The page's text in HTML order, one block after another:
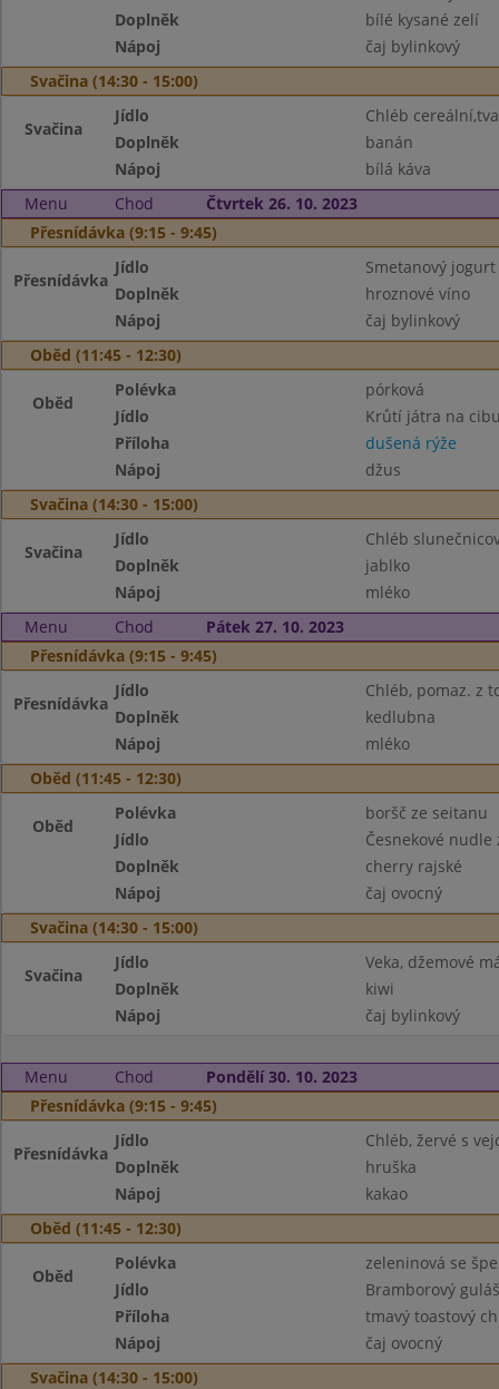
Doplněk
bílé kysané zelí
Nápoj
čaj bylinkový
Svačina (14:30 - 15:00)
Svačina
Jídlo
Chléb
Doplněk
banán
Nápoj
bílá káva
Menu
Chod
Čtvrtek 26. 10. 2023
Přesnídávka (9:15 - 9:45)
Přesnídávka
Jídlo
Smetanový
Doplněk
hroznové víno
Nápoj
čaj bylinkový
Oběd (11:45 - 12:30)
Oběd
Polévka
pórková
Jídlo
Krůtí játra na
Příloha
dušená rýže
Nápoj
džus
Svačina (14:30 - 15:00)
Svačina
Jídlo
Chléb
Doplněk
jablko
Nápoj
mléko
Menu
Chod
Pátek 27. 10. 2023
Přesnídávka (9:15 - 9:45)
Přesnídávka
Jídlo
Chléb, pomaz. z
Doplněk
kedlubna
Nápoj
mléko
Oběd (11:45 - 12:30)
Oběd
Polévka
boršč ze seitanu
Jídlo
Česnekové
Doplněk
cherry rajské
Nápoj
čaj ovocný
Svačina (14:30 - 15:00)
Svačina
Jídlo
Veka, džemové
Doplněk
kiwi
Nápoj
čaj bylinkový
Menu Chod
Pondělí 30. 10. 2023
Přesnídávka (9:15 - 9:45)
Přesnídávka
Jídlo
Chléb, žervé s
Doplněk
hruška
Nápoj
kakao
Oběd (11:45 - 12:30)
Oběd
Polévka
zeleninová se
Jídlo
Bramborový guláš
Příloha
tmavý toastový
Nápoj
čaj ovocný
Svačina (14:30 - 15:00)